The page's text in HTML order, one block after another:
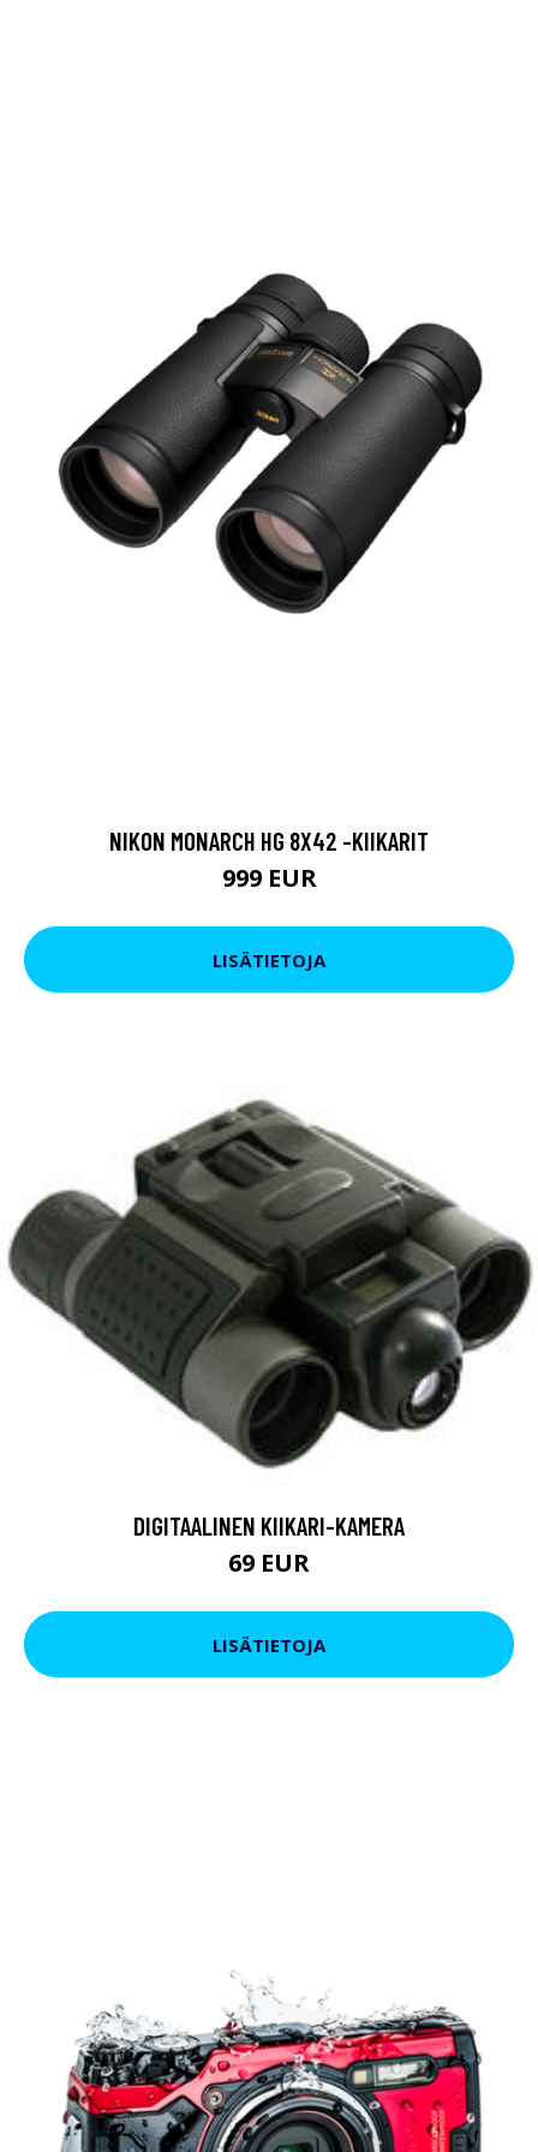
NIKON MONARCH HG 8X42 -KIIKARIT
999 EUR
LISÄTIETOJA
DIGITAALINEN KIIKARI-KAMERA
69 EUR
LISÄTIETOJA